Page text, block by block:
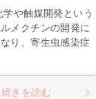
や触媒開発という
メクチンの開発に
り、寄生虫感染症
続きを読む